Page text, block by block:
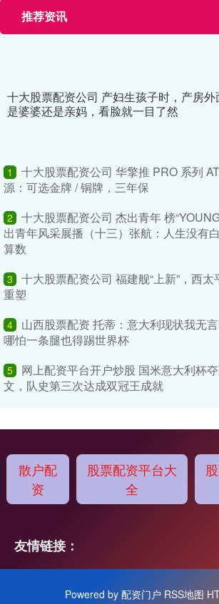
推荐资讯
十大股票配资公司 产妇生孩子时，产房外
是婆婆还是亲妈，看脸就一目了然
1
十大股票配资公司 华擎推 PRO 系列
源：可选金牌 / 铜牌，三年保
2
十大股票配资公司 杰出青年 榜
出青年风采展播（十三）张航：人生没有
算数
3
十大股票配资公司 福建舰“上新”，西
重塑
4
山西股票配资 托蒂：意大利现状我无
哪怕一条腿也得踢世界杯
5
网上配资平台开户炒股 国米意大利杯
文，队史第三次达成双冠王成就
散户配
资
股票配资平台大
全
友情链接：
Powered by 配资门户 RSS地图